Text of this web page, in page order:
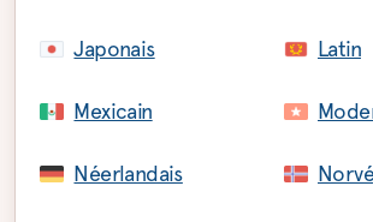
Japonais Latin
Mexicain
Néerlandais